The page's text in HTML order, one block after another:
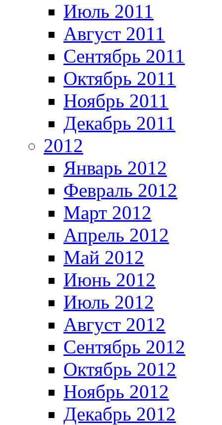
Июль 2011
Август 2011
Сентябрь 2011
Октябрь 2011
Ноябрь 2011
Декабрь 2011
2012
Январь 2012
Февраль 2012
Март 2012
Апрель 2012
Май 2012
Июнь 2012
Июль 2012
Август 2012
Сентябрь 2012
Октябрь 2012
Ноябрь 2012
Декабрь 2012